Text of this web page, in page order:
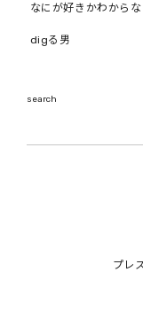
プレ
なにが好きかわから
digる男
search